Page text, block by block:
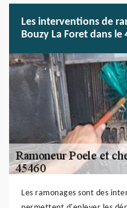
Les interventions de
Bouzy La Foret dans le
Les ramonages sont des